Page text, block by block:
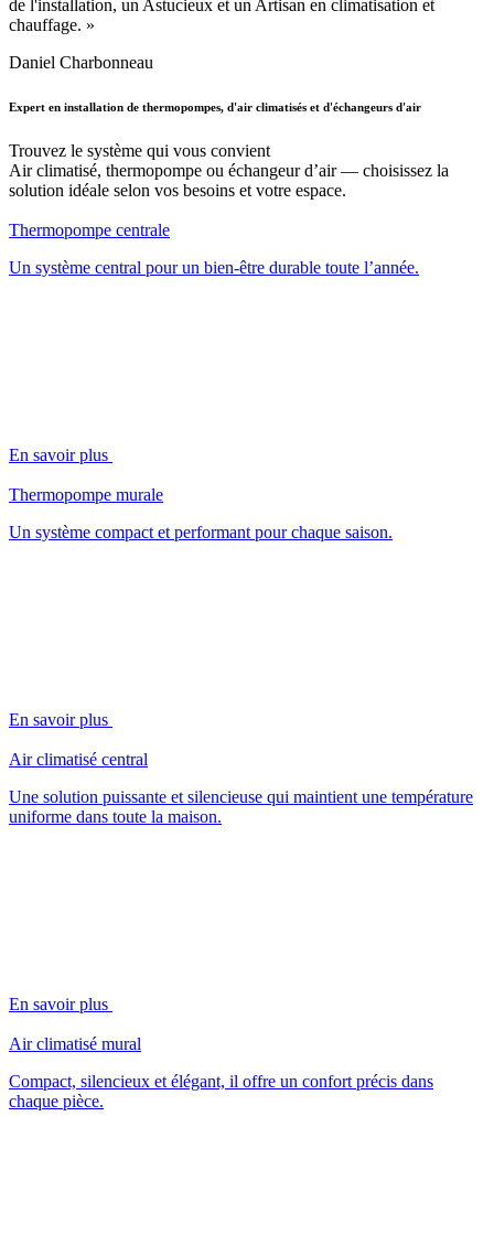
de l'installation, un Astucieux et un Artisan en climatisation et
chauffage. »
Daniel Charbonneau
Expert en installation de thermopompes, d'air climatisés et d'échangeurs d'air
Trouvez le système qui vous convient
Air climatisé, thermopompe ou échangeur d’air — choisissez la
solution idéale selon vos besoins et votre espace.
Thermopompe centrale
Un système central pour un bien-être durable toute l’année.
En savoir plus
Thermopompe murale
Un système compact et performant pour chaque saison.
En savoir plus
Air climatisé central
Une solution puissante et silencieuse qui maintient une température
uniforme dans toute la maison.
En savoir plus
Air climatisé mural
Compact, silencieux et élégant, il offre un confort précis dans
chaque pièce.